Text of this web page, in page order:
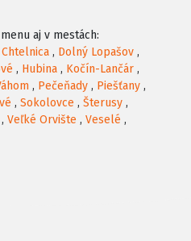
aj v mestách:
Chtelnica , Dolný Lopašov ,
, Hubina , Kočín-Lančár ,
, Pečeňady , Piešťany ,
, Sokolovce , Šterusy ,
, Veľké Orvište , Veselé ,